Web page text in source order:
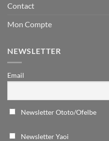
Contact
Mon Compte
NEWSLETTER
Email
Newsletter Ototo/Ofelbe
Newsletter Yaoi